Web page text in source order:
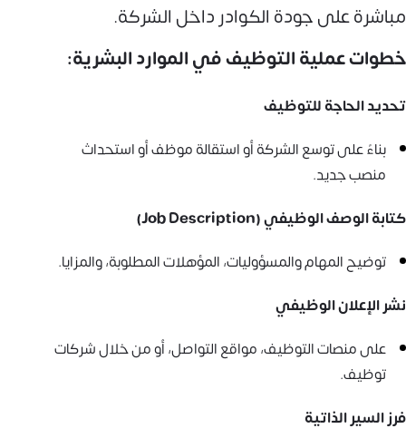
مباشرة على جودة الكوادر داخل الشركة.
خطوات عملية التوظيف في الموارد البشرية:
تحديد الحاجة للتوظيف
بناءً على توسع الشركة أو استقالة موظف أو استحداث
منصب جديد.
كتابة الوصف الوظيفي (Job Description)
توضيح المهام والمسؤوليات، المؤهلات المطلوبة، والمزايا.
نشر الإعلان الوظيفي
على منصات التوظيف، مواقع التواصل، أو من خلال شركات
توظيف.
فرز السير الذاتية